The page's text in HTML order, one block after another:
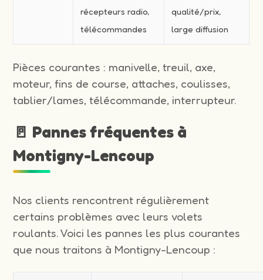
récepteurs radio,
télécommandes
qualité/prix,
large diffusion
Pièces courantes : manivelle, treuil, axe,
moteur, fins de course, attaches, coulisses,
tablier/lames, télécommande, interrupteur.
🚪 Pannes fréquentes à
Montigny-Lencoup
Nos clients rencontrent régulièrement
certains problèmes avec leurs volets
roulants. Voici les pannes les plus courantes
que nous traitons à Montigny-Lencoup :